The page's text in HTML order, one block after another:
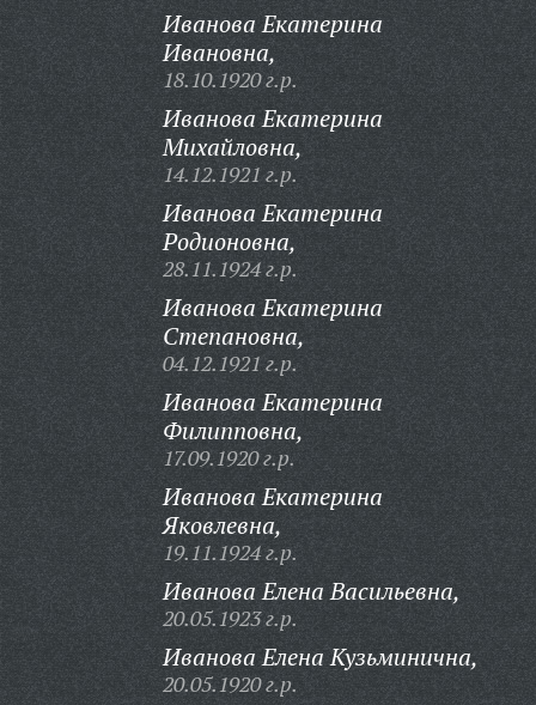
Иванова Екатерина
Ивановна,
18.10.1920 г.р.
Иванова Екатерина
Михайловна,
14.12.1921 г.р.
Иванова Екатерина
Родионовна,
28.11.1924 г.р.
Иванова Екатерина
Степановна,
04.12.1921 г.р.
Иванова Екатерина
Филипповна,
17.09.1920 г.р.
Иванова Екатерина
Яковлевна,
19.11.1924 г.р.
Иванова Елена Васильевна,
20.05.1923 г.р.
Иванова Елена Кузьминична,
20.05.1920 г.р.